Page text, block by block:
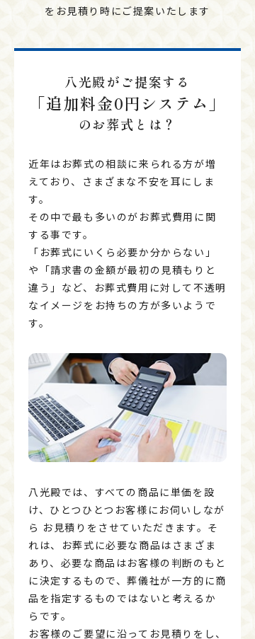
をお見積り時にご提案いたします
八光殿がご提案する
「追加料金0円システム」
のお葬式とは？
近年はお葬式の相談に来られる方が増
えており、さまざまな不安を耳にしま
す。
その中で最も多いのがお葬式費用に関
する事です。
「お葬式にいくら必要か分からない」
や「請求書の金額が最初の見積もりと
違う」など、お葬式費用に対して不透明
なイメージをお持ちの方が多いようで
す。
八光殿では、すべての商品に単価を設
け、ひとつひとつお客様にお伺いしなが
ら お見積りをさせていただきます。そ
れは、お葬式に必要な商品はさまざま
あり、必要な商品はお客様の判断のもと
に決定するもので、葬儀社が一方的に商
品を指定するものではないと考えるか
らです。
お客様のご要望に沿ってお見積りをし、